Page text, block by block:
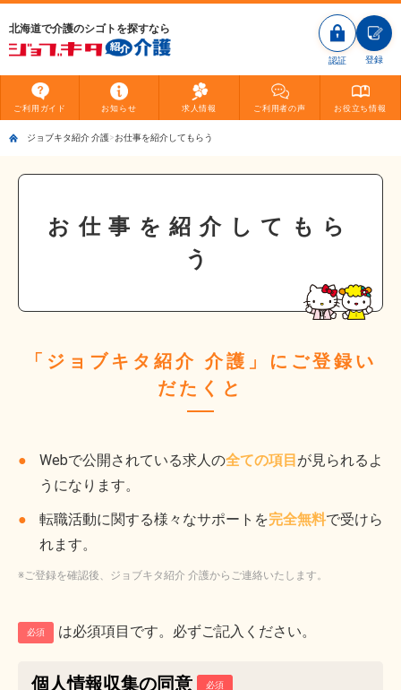
北海道で介護のシゴトを探すなら
認証 登録
ご利用 ガイド お知らせ 求人情報 ご利用者の声 お役立ち情報
ジョブキタ紹介 介護 お仕事を紹介してもらう
お仕事を紹介してもら
う
「ジョブキタ紹介 介護」にご登録い
だたくと
Webで公開されている求人の全ての項目 が見られるよ
うになります。
転職活動に関する様々なサポートを完全無料で受けら
れます。
※ご登録を確認後、ジョブキタ紹介 介護からご連絡いたします。
必須 は必須項目です。必ずご記入ください。
個人情報収集の同意